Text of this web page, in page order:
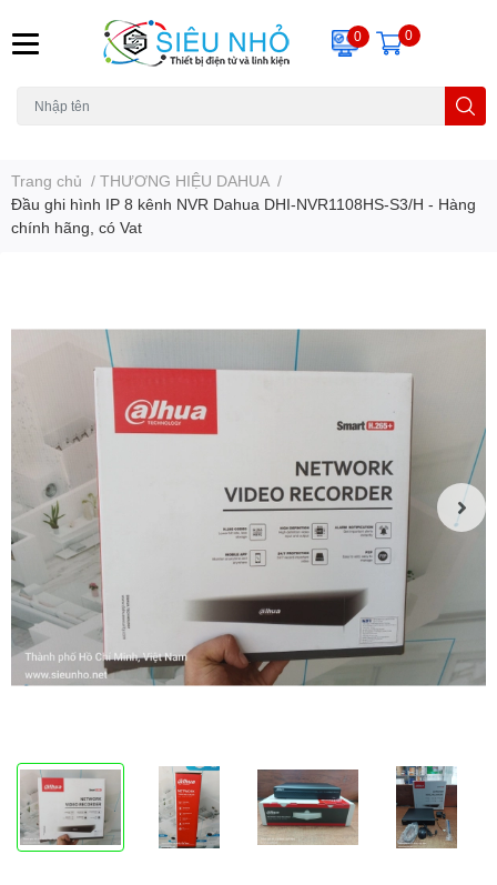
0 0
Trang chủ / THƯƠNG HIỆU DAHUA /
Đầu ghi hình IP 8 kênh NVR Dahua DHI-NVR1108HS-S3/H - Hàng
chính hãng, có Vat